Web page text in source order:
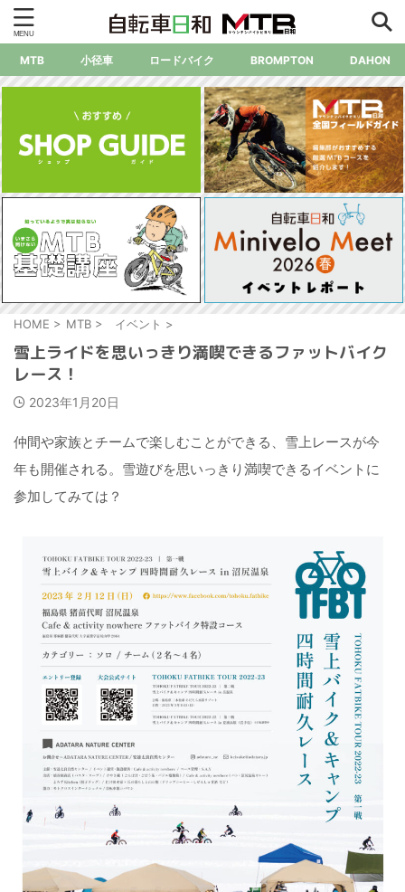
MTB 小径車 ロードバイク BROMPTON DAHON
HOME > MTB > イベント >
雪上ライドを思いっきり満喫できるファットバイク
レース！
2023年1月20日
仲間や家族とチームで楽しむことができる、雪上レースが今
年も開催される。雪遊びを思いっきり満喫できるイベントに
参加してみては？